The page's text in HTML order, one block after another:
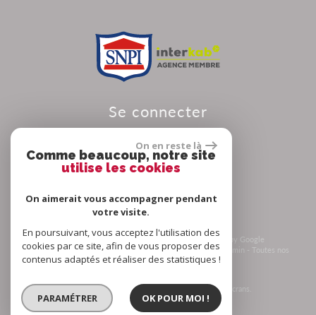
se connecter
© 2026 | Tous droits réservés | Traduction powered by Google
Plan du site- Mentions légales- Nos honoraires-Liens- Admin - Toutes nos
annonces-Politique RGPD
un seul site adaptable à tous les types d'écrans.
On en reste là
Comme beaucoup, notre site
utilise les cookies
On aimerait vous accompagner pendant
votre visite.
En poursuivant, vous acceptez l'utilisation des
cookies par ce site, afin de vous proposer des
contenus adaptés et réaliser des statistiques !
PARAMÉTRER OK POUR MOI !